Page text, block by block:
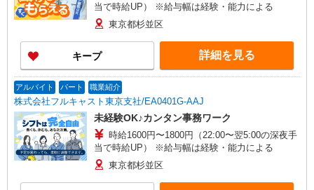
当で時給UP） ※給与幅は経験・能力による
東京都杉並区
キープ 詳細を見る
アルバイト パート 職業紹介
株式会社フルキャスト東京支社/EA0401G-AAJ
未経験OK♪カンタン事務ワーク
時給1600円〜1800円（22:00〜翌5:00の深夜手
当で時給UP） ※給与幅は経験・能力による
東京都杉並区